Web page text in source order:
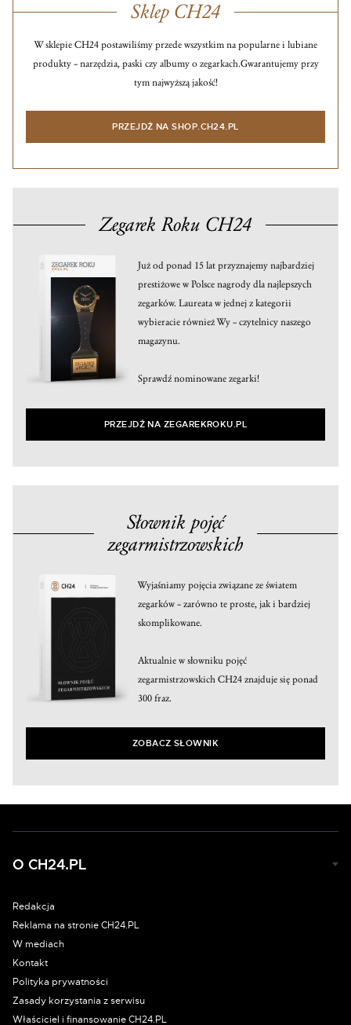
Sklep CH24
W sklepie CH24 postawiliśmy przede wszystkim na popularne i lubiane
produkty – narzędzia, paski czy albumy o zegarkach.Gwarantujemy przy
tym najwyższą jakość!
PRZEJDŹ NA SHOP.CH24.PL
Zegarek Roku CH24
Już od ponad 15 lat przyznajemy najbardziej
prestiżowe w Polsce nagrody dla najlepszych
zegarków. Laureata w jednej z kategorii
wybieracie również Wy – czytelnicy naszego
magazynu.
Sprawdź nominowane zegarki!
PRZEJDŹ NA ZEGAREKROKU.PL
Słownik pojęć
zegarmistrzowskich
Wyjaśniamy pojęcia związane ze światem
zegarków – zarówno te proste, jak i bardziej
skomplikowane.
Aktualnie w słowniku pojęć
zegarmistrzowskich CH24 znajduje się ponad
300 fraz.
ZOBACZ SŁOWNIK
O CH24.PL
Redakcja
Reklama na stronie CH24.PL
W mediach
Kontakt
Polityka prywatności
Zasady korzystania z serwisu
Właściciel i finansowanie CH24.PL